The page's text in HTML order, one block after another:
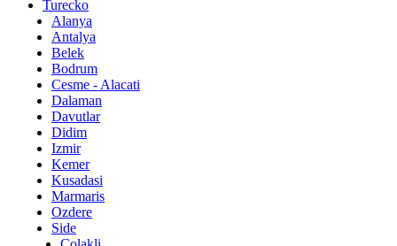
Turecko
Alanya
Antalya
Belek
Bodrum
Cesme - Alacati
Dalaman
Davutlar
Didim
Izmir
Kemer
Kusadasi
Marmaris
Ozdere
Side